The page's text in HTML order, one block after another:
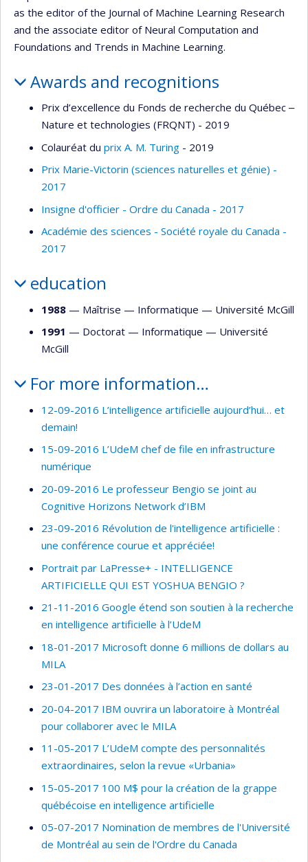
as the editor of the Journal of Machine Learning Research
and the associate editor of Neural Computation and
Foundations and Trends in Machine Learning.
Awards and recognitions
Prix d’excellence du Fonds de recherche du Québec ‒
Nature et technologies (FRQNT) - 2019
Colauréat du prix A. M. Turing - 2019
Prix Marie-Victorin (sciences naturelles et génie) -
2017
Insigne d'officier - Ordre du Canada - 2017
Académie des sciences - Société royale du Canada -
2017
education
1988 — Maîtrise — Informatique — Université McGill
1991 — Doctorat — Informatique — Université
McGill
For more information…
12-09-2016 L’intelligence artificielle aujourd’hui… et
demain!
15-09-2016 L’UdeM chef de file en infrastructure
numérique
20-09-2016 Le professeur Bengio se joint au
Cognitive Horizons Network d’IBM
23-09-2016 Révolution de l'intelligence artificielle :
une conférence courue et appréciée!
Portrait par LaPresse+ - INTELLIGENCE
ARTIFICIELLE QUI EST YOSHUA BENGIO ?
21-11-2016 Google étend son soutien à la recherche
en intelligence artificielle à l’UdeM
18-01-2017 Microsoft donne 6 millions de dollars au
MILA
23-01-2017 Des données à l’action en santé
20-04-2017 IBM ouvrira un laboratoire à Montréal
pour collaborer avec le MILA
11-05-2017 L’UdeM compte des personnalités
extraordinaires, selon la revue «Urbania»
15-05-2017 100 M$ pour la création de la grappe
québécoise en intelligence artificielle
05-07-2017 Nomination de membres de l'Université
de Montréal au sein de l'Ordre du Canada